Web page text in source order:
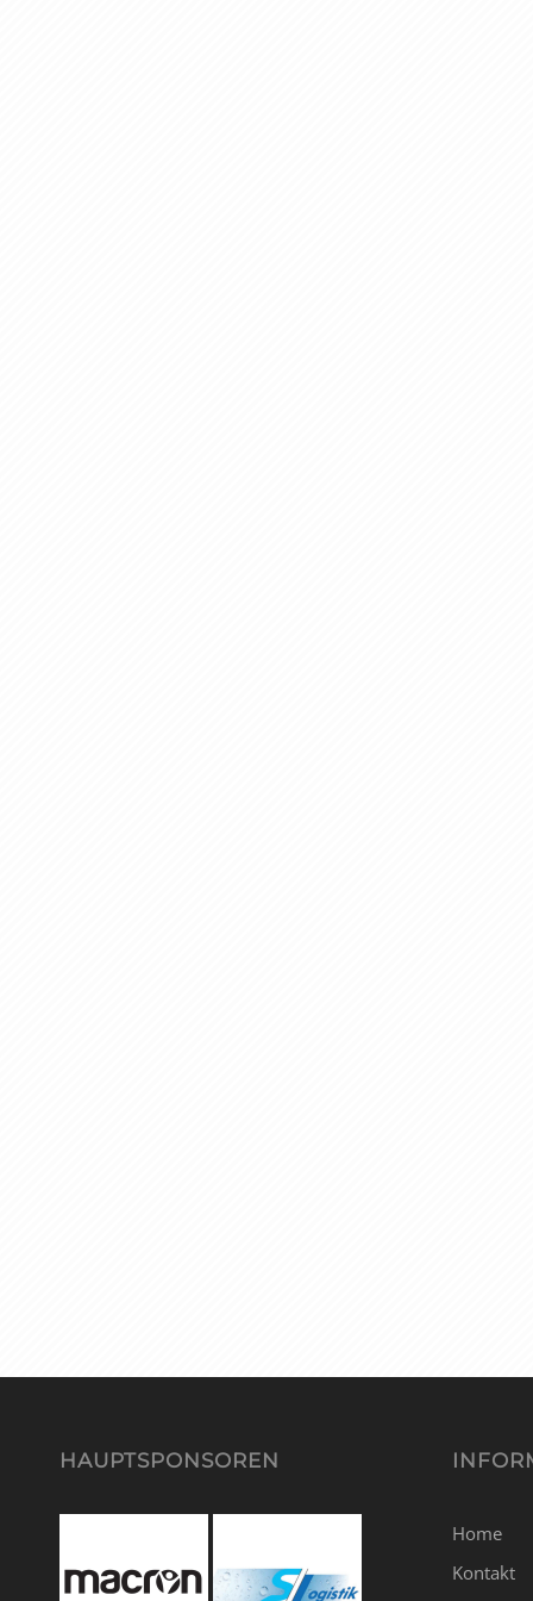
HAUPTSPONSOREN
Home
Kontakt